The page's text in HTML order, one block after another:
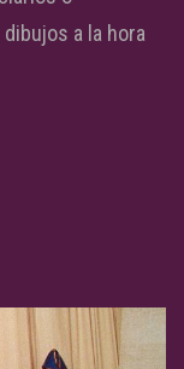
a la hora